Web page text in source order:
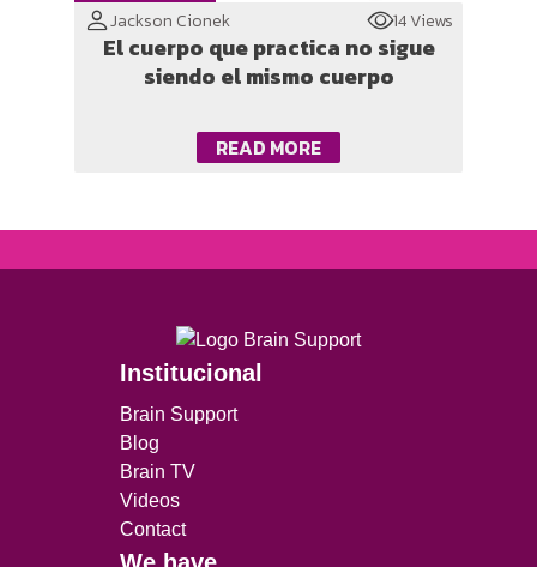
Jackson Cionek 14 Views
El cuerpo que practica no sigue
siendo el mismo cuerpo
READ MORE
Institucional
Brain Support
Blog
Brain TV
Videos
Contact